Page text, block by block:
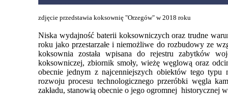
zdjęcie przedstawia koksownię "Orzegów" w 2018 roku
Niska wydajność baterii koksowniczych oraz trudne
roku jako przestarzałe i niemożliwe do rozbudowy ze
koksownia została wpisana do rejestru zabytków
koksowniczej, zbiornik smoły, wieżę węglową oraz
obecnie jednym z najcenniejszych obiektów tego typu
rozwoju procesu technologicznego przeróbki węgla
zakładu, stanowią obecnie o jego ogromnej historycznej